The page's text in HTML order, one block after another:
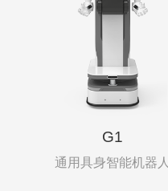
G1
通用具身智能机器人